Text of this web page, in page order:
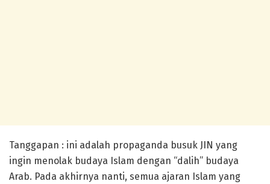
Tanggapan : ini adalah propaganda busuk JIN yang
ingin menolak budaya Islam dengan “dalih” budaya
Arab. Pada akhirnya nanti, semua ajaran Islam yang